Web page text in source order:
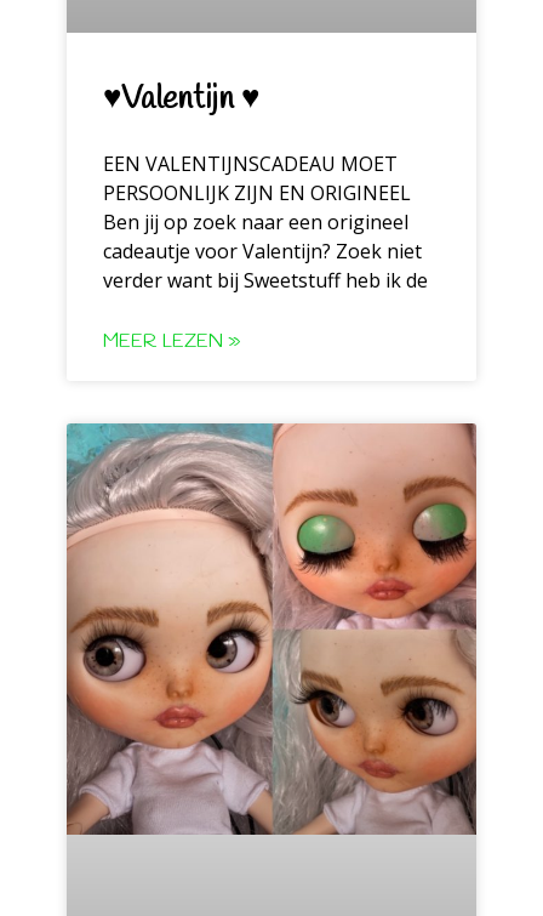
♥Valentijn ♥
EEN VALENTIJNSCADEAU MOET
PERSOONLIJK ZIJN EN ORIGINEEL
Ben jij op zoek naar een origineel
cadeautje voor Valentijn? Zoek niet
verder want bij Sweetstuff heb ik de
MEER LEZEN »